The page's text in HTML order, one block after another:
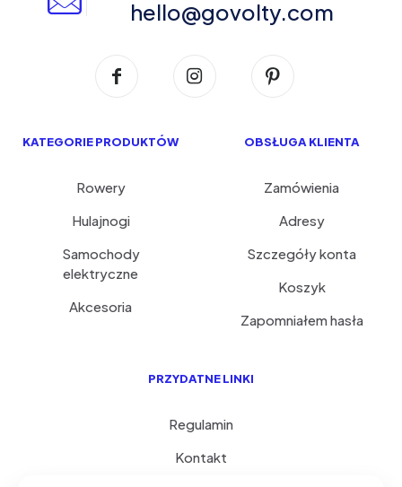
hello@govolty.com
KATEGORIE PRODUKTÓW
Rowery
Hulajnogi
Samochody
elektryczne
Akcesoria
OBSŁUGA KLIENTA
Zamówienia
Adresy
Szczegóły konta
Koszyk
Zapomniałem hasła
PRZYDATNE LINKI
Regulamin
Kontakt